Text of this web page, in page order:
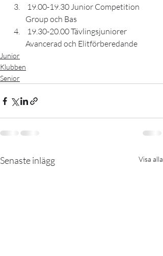
Group och Bas
Avancerad och Elitförberedande
Junior
Klubben
Senior
Senaste inlägg Visa alla